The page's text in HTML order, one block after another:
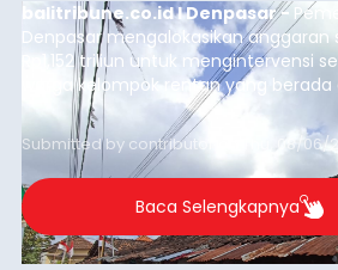
balitribune.co.id I Denpasar -
Denpasar mengalokasikan anggaran
Rp1,152 triliun untuk mengintervensi
warga kelompok rentan yang
garis kemiskinan. Langkah strategis
guna menjaga masyarakat yang
kelompok desil 5 dan 6 tersebut agar
merosot ke kategori miskin.
Submitted by contributor Thu, 08/06/
Baca Selengkapnya